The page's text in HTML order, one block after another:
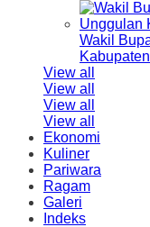
Wakil
View all
View all
View all
View all
Ekonomi
Kuliner
Pariwara
Ragam
Galeri
Indeks